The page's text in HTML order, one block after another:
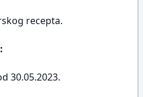
recepta.
30.05.2023.